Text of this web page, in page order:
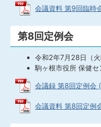
会議資料 第9回臨時
第8回定例会
令和2年7月28日（
駒ヶ根市役所 保健
会議録 第8回定例会
会議資料 第8回定例